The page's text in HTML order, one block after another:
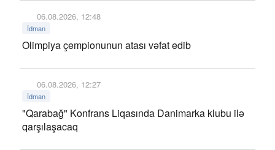
06.08.2026, 12:48
İdman
Olimpiya çempionunun atası vəfat edib
06.08.2026, 12:27
İdman
"Qarabağ" Konfrans Liqasında Danimarka klubu ilə
qarşılaşacaq